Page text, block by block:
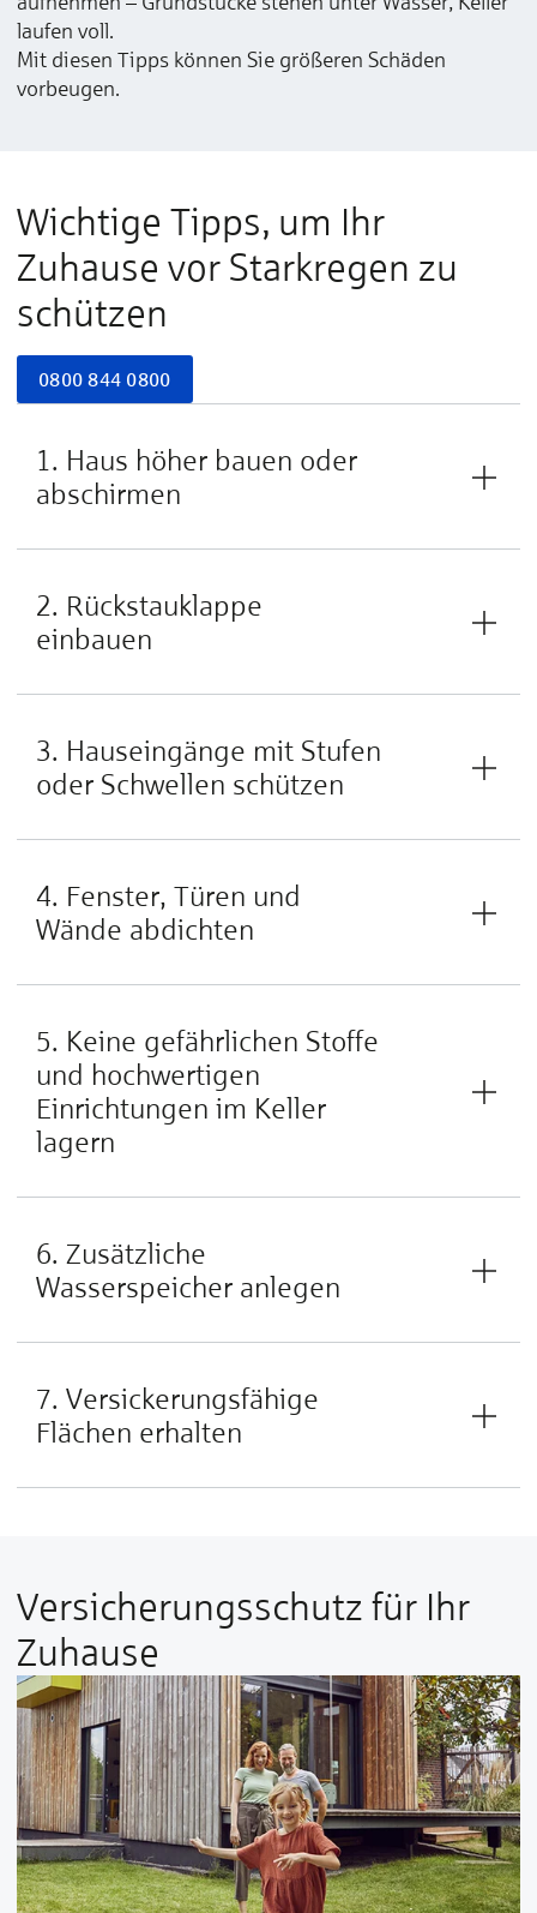
laufen voll.
Mit diesen Tipps können Sie größeren Schäden
vorbeugen.
Wichtige Tipps, um Ihr
Zuhause vor Starkregen zu
schützen
0800 844 0800
1. Haus höher bauen oder
abschirmen
2. Rückstauklappe
einbauen
3. Hauseingänge mit Stufen
oder Schwellen schützen
4. Fenster, Türen und
Wände abdichten
5. Keine gefährlichen Stoffe
und hochwertigen
Einrichtungen im Keller
lagern
6. Zusätzliche
Wasserspeicher anlegen
7. Versickerungsfähige
Flächen erhalten
Versicherungsschutz für Ihr
Zuhause